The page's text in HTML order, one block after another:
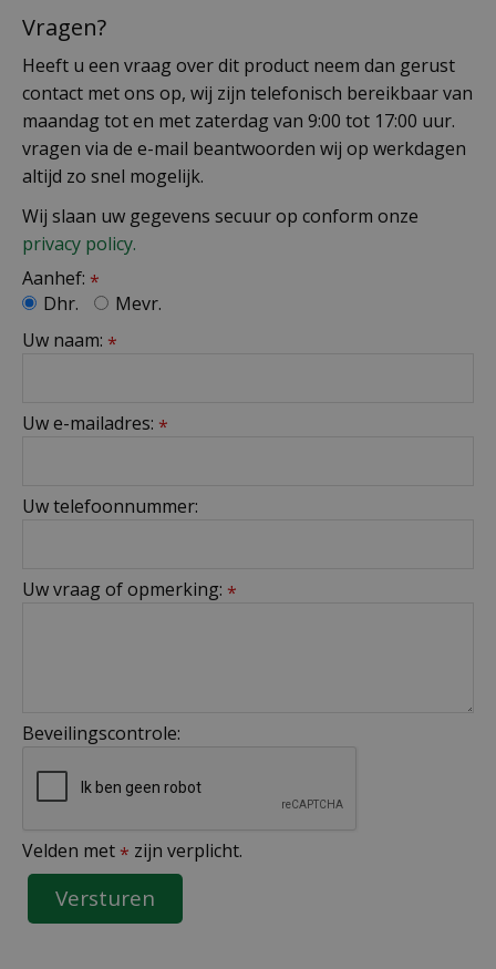
Vragen?
Heeft u een vraag over dit product neem dan gerust
contact met ons op, wij zijn telefonisch bereikbaar van
maandag tot en met zaterdag van 9:00 tot 17:00 uur.
vragen via de e-mail beantwoorden wij op werkdagen
altijd zo snel mogelijk.
Wij slaan uw gegevens secuur op conform onze
privacy policy.
Aanhef: *
Dhr.
Mevr.
Uw naam: *
Uw e-mailadres: *
Uw telefoonnummer:
Uw vraag of opmerking: *
Beveilingscontrole:
Velden met * zijn verplicht.